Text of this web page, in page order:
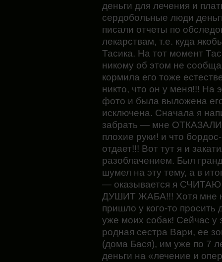
деньги для лечения и
сердобольные люди
писали отчеты по
лекарствам, т.е. куда
Тасика. На тот момент
никому об этом не
кормила его тоже
никто, что он у меня!!! На
фото и была выложена
исключена. Сначала я
забрать — мне
плохие руки! и что
отдает!!! Вот тут я и
разоблачением. Был
шумел на эту тему, а в
— оказывается я
ДУШИТ ЖАБА!!! Хотя мне
пришло у кого-то просить
уже моих собак! Сейчас у
родная сестра Вари, ее
(дома Бася), им уже по 7
деньги на «лечение и